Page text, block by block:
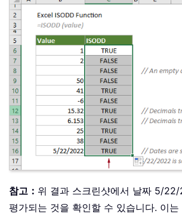
참고： 위 결과 스크린샷에서 날짜 5/
평가되는 것을 확인할 수 있습니다. 이